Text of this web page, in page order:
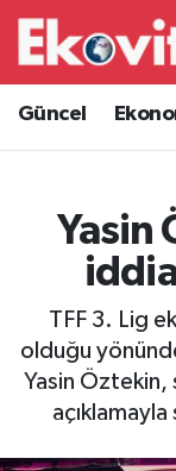
Güncel
Yasin
TFF 3. Lig
olduğu
Yasin Öztekin,
Güncel
Ekonomi
Borsa
İş Dünyası
Lojistik
Otovitrin
Asayiş
Hava
Trafik
Süper Lig
Tüm
Son
Haber